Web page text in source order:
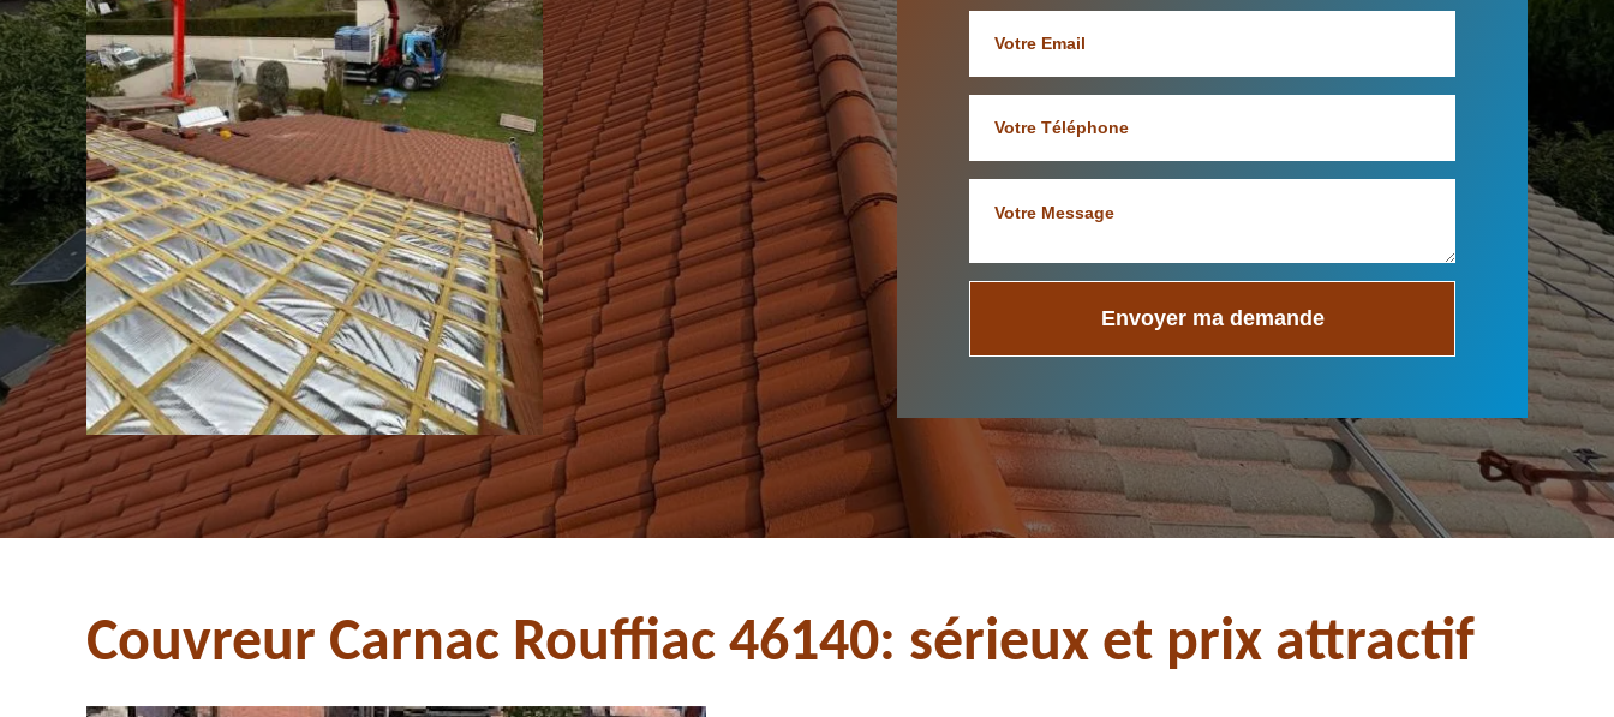
Couvreur Carnac Rouffiac 46140: sérieux et prix attractif